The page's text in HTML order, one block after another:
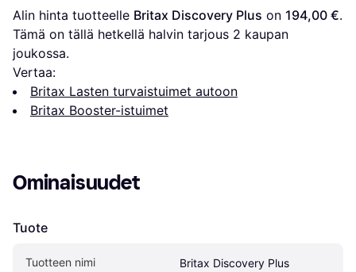
Alin hinta tuotteelle Britax Discovery Plus on 194,00 €.
Tämä on tällä hetkellä halvin tarjous 2 kaupan
joukossa.
Vertaa:
Britax Lasten turvaistuimet autoon
Britax Booster-istuimet
Ominaisuudet
Tuote
Tuotteen nimi Britax Discovery Plus